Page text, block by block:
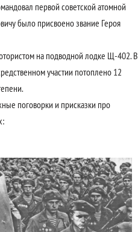
первой советской атомной
было присвоено звание Героя
на подводной лодке Щ-402. В
участии потоплено 12
поговорки и присказки про